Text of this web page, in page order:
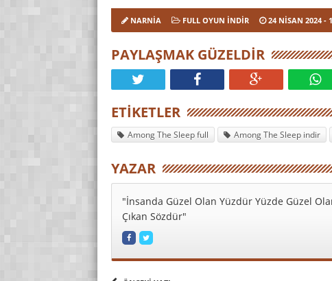
NARNIA FULL OYUN İNDIR 24 NISAN 2024-
PAYLAŞMAK GÜZELDIR
ETIKETLER
Among The Sleep full Among The Sleep indir
YAZAR
"İnsanda Güzel Olan Yüzdür Yüzde Güzel
Çıkan Sözdür"